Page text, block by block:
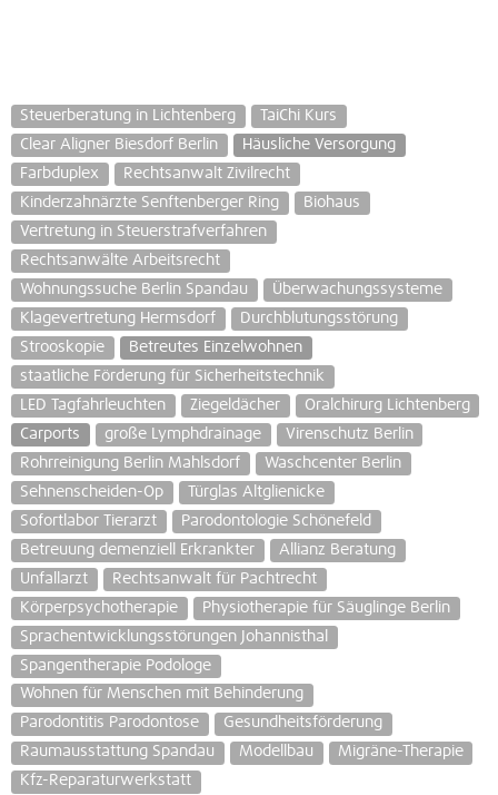
Steuerberatung in Lichtenberg
TaiChi Kurs
Clear Aligner Biesdorf Berlin
Häusliche Versorgung
Farbduplex
Rechtsanwalt Zivilrecht
Kinderzahnärzte Senftenberger Ring
Biohaus
Vertretung in Steuerstrafverfahren
Rechtsanwälte Arbeitsrecht
Wohnungssuche Berlin Spandau
Überwachungssysteme
Klagevertretung Hermsdorf
Durchblutungsstörung
Strooskopie
Betreutes Einzelwohnen
staatliche Förderung für Sicherheitstechnik
LED Tagfahrleuchten
Ziegeldächer
Oralchirurg Lichtenberg
Carports
große Lymphdrainage
Virenschutz Berlin
Rohrreinigung Berlin Mahlsdorf
Waschcenter Berlin
Sehnenscheiden-Op
Türglas Altglienicke
Sofortlabor Tierarzt
Parodontologie Schönefeld
Betreuung demenziell Erkrankter
Allianz Beratung
Unfallarzt
Rechtsanwalt für Pachtrecht
Körperpsychotherapie
Physiotherapie für Säuglinge Berlin
Sprachentwicklungsstörungen Johannisthal
Spangentherapie Podologe
Wohnen für Menschen mit Behinderung
Parodontitis Parodontose
Gesundheitsförderung
Raumausstattung Spandau
Modellbau
Migräne-Therapie
Kfz-Reparaturwerkstatt